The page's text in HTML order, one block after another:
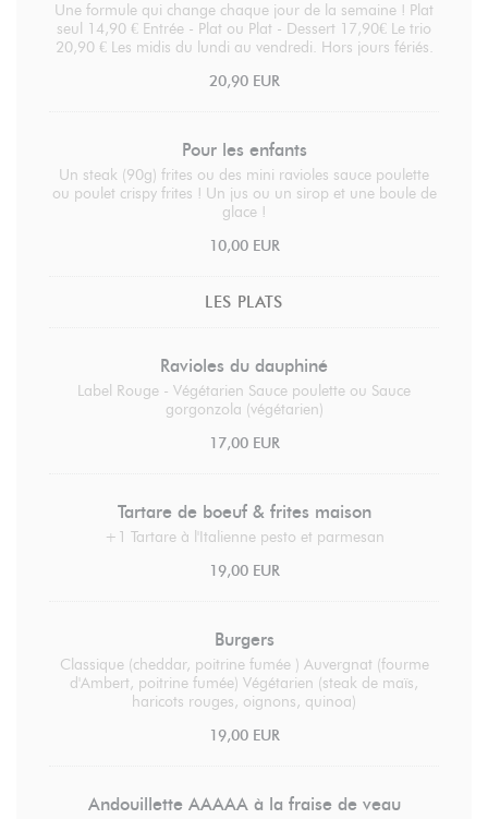
Une formule qui change chaque jour de la semaine ! Plat
seul 14,90 € Entrée - Plat ou Plat - Dessert 17,90€ Le trio
20,90 € Les midis du lundi au vendredi. Hors jours fériés.
20,90 EUR
Pour les enfants
Un steak (90g) frites ou des mini ravioles sauce poulette
ou poulet crispy frites ! Un jus ou un sirop et une boule de
glace !
10,00 EUR
LES PLATS
Ravioles du dauphiné
Label Rouge - Végétarien Sauce poulette ou Sauce
gorgonzola (végétarien)
17,00 EUR
Tartare de boeuf & frites maison
+1 Tartare à l'Italienne pesto et parmesan
19,00 EUR
Burgers
Classique (cheddar, poitrine fumée ) Auvergnat (fourme
d'Ambert, poitrine fumée) Végétarien (steak de maïs,
haricots rouges, oignons, quinoa)
19,00 EUR
Andouillette AAAAA à la fraise de veau